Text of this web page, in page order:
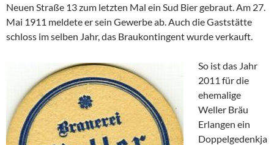
Neuen Straße 13 zum letzten Mal ein Sud Bier gebraut. Am 27.
Mai 1911 meldete er sein Gewerbe ab. Auch die Gaststätte
schloss im selben Jahr, das Braukontingent wurde verkauft.
So ist das Jahr
2011 für die
ehemalige
Weller Bräu
Erlangen ein
Doppelgedenkja